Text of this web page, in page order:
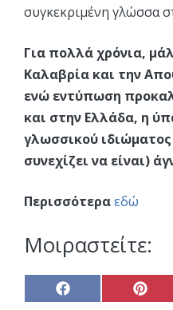
συγκεκριμένη γλώσσα
Για πολλά χρόνια,
Καλαβρία και την
ενώ εντύπωση
και στην Ελλάδα, η
γλωσσικού
συνεχίζει να είναι)
Περισσότεραεδώ
Μοιραστείτε:
Share
on
Share
on